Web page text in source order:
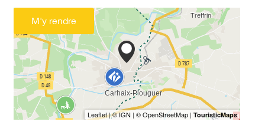
M'y rendre